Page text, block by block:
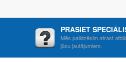
PRASIET
Mēs palidzēsim atrast
jūsu jautājumiem.